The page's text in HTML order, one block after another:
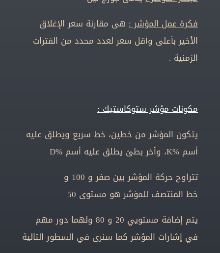
فكرة عمل المؤشر :هى مقارنة سعر الإغلاق
الأخير بأعلى وأقل سعر لعدد محدد من الفترات
الزمنية .
مكونات مؤشر ستوكاستيك :
يتكون المؤشر من خطين، خط سريع ويطلق عليه
أسم %K، وأخر بطئ يطلق عليه أسم %D
تتراوح حركة المؤشر بين صفر و 100 و
خط المنتصف للمؤشر هو مستوى 50
يتم إضافة مستويي 20 و 80 ولهما دور مهم
في إشارات المؤشر كما سنرى في السطور التالية